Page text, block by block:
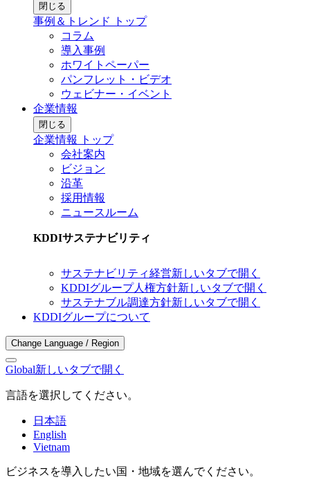
閉じる
事例＆トレンド トップ
コラム
導入事例
ホワイトペーパー
パンフレット・ビデオ
ウェビナー・イベント
企業情報
閉じる
企業情報 トップ
会社案内
ビジョン
沿革
採用情報
ニュースルーム
KDDIサステナビリティ
サステナビリティ経営新しいタブで開く
KDDIグループ人権方針新しいタブで開く
サステナブル調達方針新しいタブで開く
KDDIグループについて
Change Language / Region
Global新しいタブで開く
言語を選択してください。
日本語
English
Vietnam
ビジネスを導入したい国・地域を選んでください。